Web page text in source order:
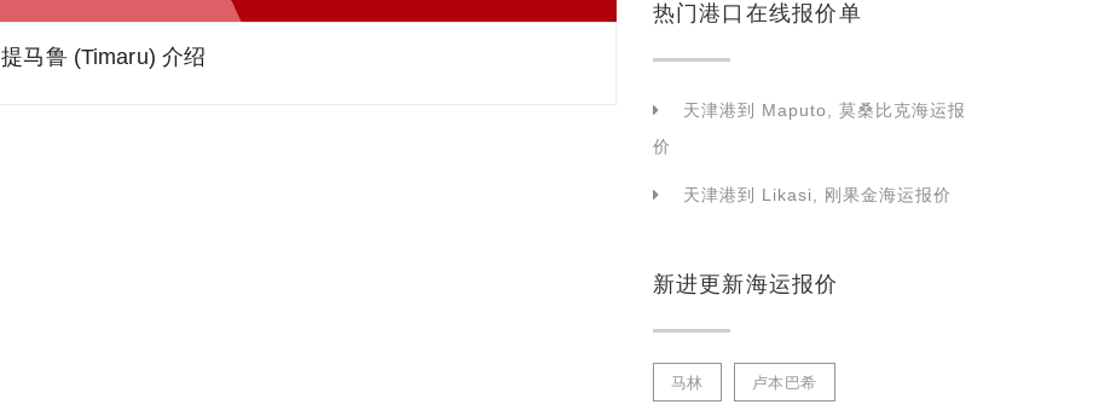
提马鲁 (Timaru) 介绍
热门港口在线报价单
天津港到 Maputo, 莫桑比克海运报
价
天津港到 Likasi, 刚果金海运报价
新进更新海运报价
马林 卢本巴希